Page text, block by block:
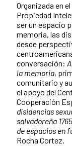
Organizada en
Propiedad
ser un espacio
memoria, las
desde
conversación:
la memoria,
comunitario y
el apoyo del
Cooperación
disidencias
salvadoreña
de espacios en
Rocha Cortez.